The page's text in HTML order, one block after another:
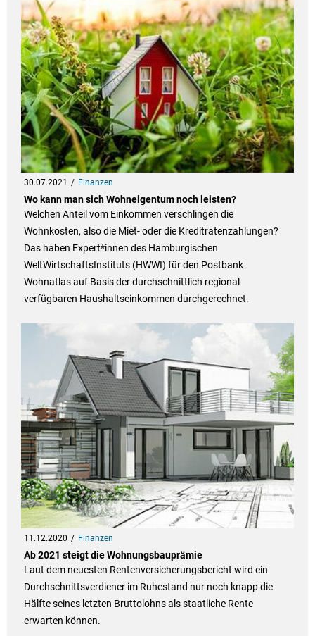
30.07.2021 Finanzen
Wo kann man sich Wohneigentum noch leisten?
Welchen Anteil vom Einkommen verschlingen die
Wohnkosten, also die Miet- oder die Kreditratenzahlungen?
Das haben Expert*innen des Hamburgischen
WeltWirtschaftsInstituts (HWWI) für den Postbank
Wohnatlas auf Basis der durchschnittlich regional
verfügbaren Haushaltseinkommen durchgerechnet.
11.12.2020 Finanzen
Ab 2021 steigt die Wohnungsbauprämie
Laut dem neuesten Rentenversicherungsbericht wird ein
Durchschnittsverdiener im Ruhestand nur noch knapp die
Hälfte seines letzten Bruttolohns als staatliche Rente
erwarten können.